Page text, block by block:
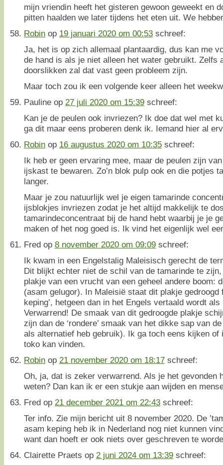
mijn vriendin heeft het gisteren gewoon geweekt en
pitten haalden we later tijdens het eten uit. We
Robin op 19 januari 2020 om 00:53 schreef:
Ja, het is op zich allemaal plantaardig, dus kan me
de hand is als je niet alleen het water gebruikt. Zelfs
doorslikken zal dat vast geen probleem zijn.
Maar toch zou ik een volgende keer alleen het
Pauline op 27 juli 2020 om 15:39 schreef:
Kan je de peulen ook invriezen? Ik doe dat wel met
ga dit maar eens proberen denk ik. Iemand hier al
Robin op 16 augustus 2020 om 10:35 schreef:
Ik heb er geen ervaring mee, maar de peulen zijn
ijskast te bewaren. Zo’n blok pulp ook en die potjes
langer.
Maar je zou natuurlijk wel je eigen tamarinde
ijsblokjes invriezen zodat je het altijd makkelijk te
tamarindeconcentraat bij de hand hebt waarbij je je
maken of het nog goed is. Ik vind het eigenlijk wel
Fred op 8 november 2020 om 09:09 schreef:
Ik kwam in een Engelstalig Maleisisch gerecht de
Dit blijkt echter niet de schil van de tamarinde te
plakje van een vrucht van een geheel andere boom:
(asam gelugor). In Maleisië staat dit plakje gedroogd
keping’, hetgeen dan in het Engels vertaald wordt als
Verwarrend! De smaak van dit gedroogde plakje
zijn dan de ‘rondere’ smaak van het dikke sap van
als alternatief heb gebruik). Ik ga toch eens kijken of
toko kan vinden.
Robin op 21 november 2020 om 18:17 schreef:
Oh, ja, dat is zeker verwarrend. Als je het gevonden
weten? Dan kan ik er een stukje aan wijden en
Fred op 21 december 2021 om 22:43 schreef:
Ter info. Zie mijn bericht uit 8 november 2020. De
asam keping heb ik in Nederland nog niet kunnen
want dan hoeft er ook niets over geschreven te
Clairette Praets op 2 juni 2024 om 13:39 schreef: